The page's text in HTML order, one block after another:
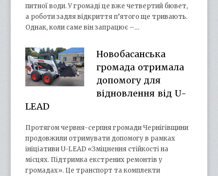
питної води. У громаді це вже четвертий бювет,
а роботи задля відкриття п’ятого ще тривають.
Однак, коли саме він запрацює –…
Новобасанська
громада отримала
допомогу для
відновлення від U-
LEAD
Протягом червня-серпня громади Чернігівщини
продовжили отримувати допомогу в рамках
ініціативи U-LEAD «Зміцнення стійкості на
місцях. Підтримка екстрених ремонтів у
громадах». Це транспорт та комплекти